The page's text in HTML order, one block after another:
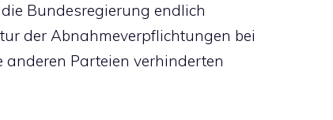
Bundesregierung endlich
der Abnahmeverpflichtungen bei
Parteien verhinderten